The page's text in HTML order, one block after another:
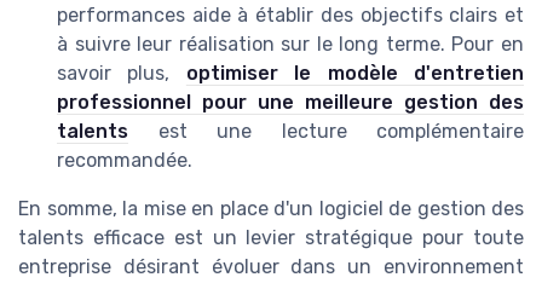
performances aide à établir des objectifs clairs et
à suivre leur réalisation sur le long terme. Pour en
savoir plus, optimiser le modèle d'entretien
professionnel pour une meilleure gestion des
talents est une lecture complémentaire
recommandée.
En somme, la mise en place d'un logiciel de gestion des
talents efficace est un levier stratégique pour toute
entreprise désirant évoluer dans un environnement